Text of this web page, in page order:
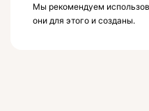
Мы рекомендуем
они для этого и созданы.